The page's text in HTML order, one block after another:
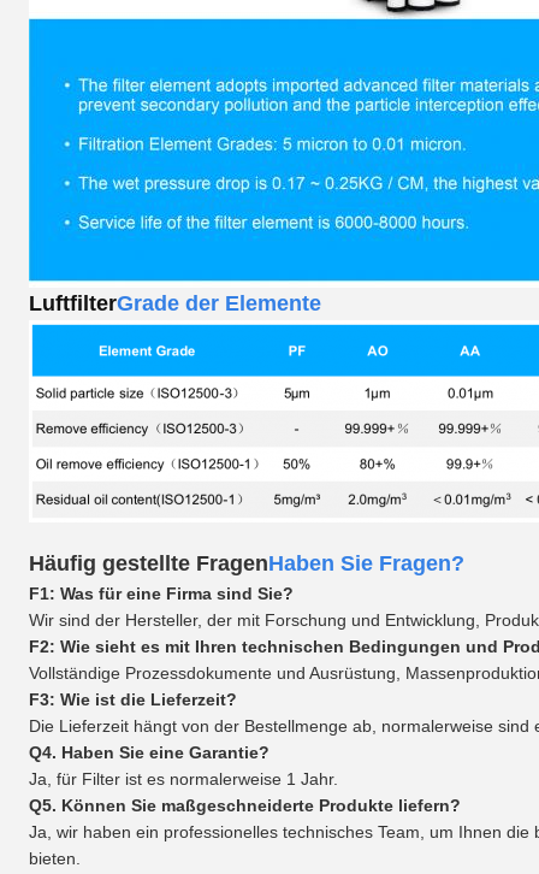
LuftfilterGrade der Elemente
Häufig gestellte FragenHaben Sie Fragen?
F1: Was für eine Firma sind Sie?
Wir sind der Hersteller, der mit Forschung und Entwicklung,
F2: Wie sieht es mit Ihren technischen Bedingungen und
Vollständige Prozessdokumente und Ausrüstung,
F3: Wie ist die Lieferzeit?
Die Lieferzeit hängt von der Bestellmenge ab, normalerweise
Q4. Haben Sie eine Garantie?
Ja, für Filter ist es normalerweise 1 Jahr.
Q5. Können Sie maßgeschneiderte Produkte liefern?
Ja, wir haben ein professionelles technisches Team, um Ihnen
bieten.